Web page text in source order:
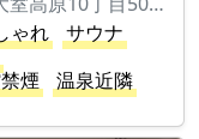
ゃれ
サウナ
煙
温泉近隣